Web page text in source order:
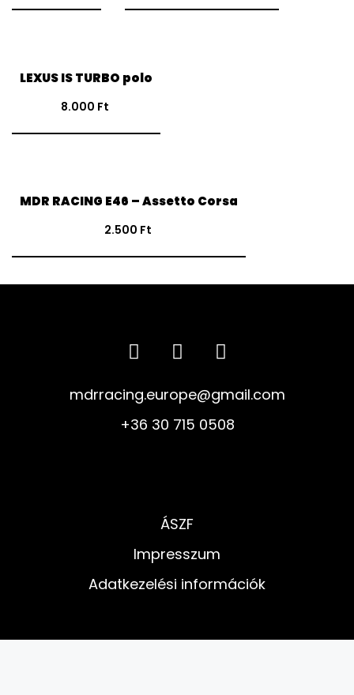
VÁLASSZ
OPCIÓKAT
LEXUS IS TURBO polo
8.000 Ft
KOSÁRBA TESZEM
MDR RACING E46 – Assetto Corsa
2.500 Ft
mdrracing.europe@gmail.com
+36 30 715 0508
ÁSZF
Impresszum
Adatkezelési információk